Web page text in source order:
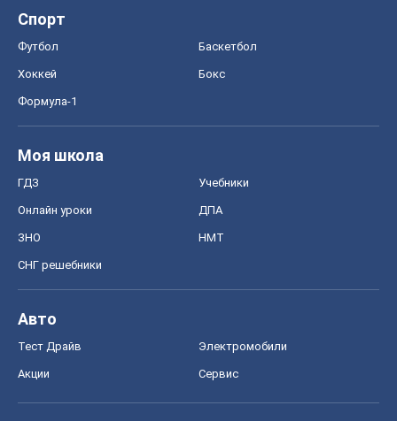
Спорт
Футбол Баскетбол
Хоккей Бокс
Формула-1
Моя школа
ГДЗ Учебники
Онлайн уроки ДПА
ЗНО НМТ
СНГ решебники
Авто
Тест Драйв Электромобили
Акции Сервис